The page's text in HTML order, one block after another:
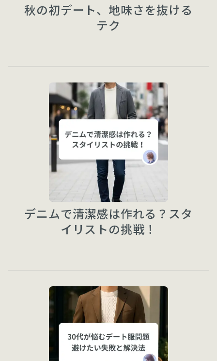
秋の初デート、地味さを抜ける
テク
デニムで清潔感は作れる？スタ
イリストの挑戦！